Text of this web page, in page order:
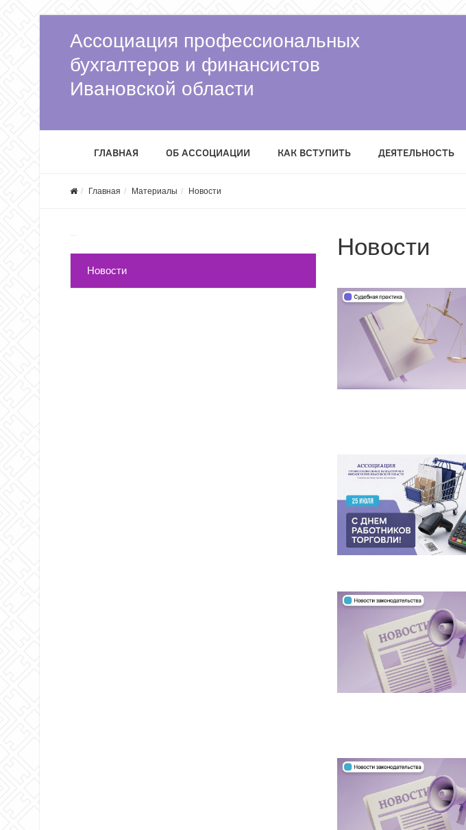
Ассоциация профессиональных
бухгалтеров и финансистов
Ивановской области
ГЛАВНАЯ ОБ АССОЦИАЦИИ КАК ВСТУПИТЬ ДЕЯТЕЛЬНОСТЬ
Главная Материалы Новости
Новости
Новости